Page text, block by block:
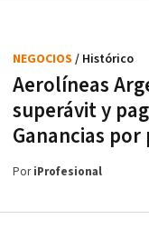
Aerolíneas
superávit y
Ganancias
NEGOCIOS / Histórico
PoriProfesional